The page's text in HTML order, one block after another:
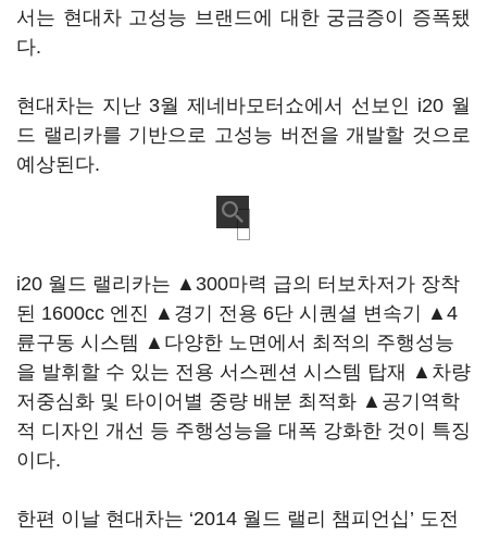
서는 현대차 고성능 브랜드에 대한 궁금증이 증폭됐
다.
현대차는 지난 3월 제네바모터쇼에서 선보인 i20 월
드 랠리카를 기반으로 고성능 버전을 개발할 것으로
예상된다.
i20 월드 랠리카는 ▲300마력 급의 터보차저가 장착
된 1600cc 엔진 ▲경기 전용 6단 시퀀셜 변속기 ▲4
륜구동 시스템 ▲다양한 노면에서 최적의 주행성능
을 발휘할 수 있는 전용 서스펜션 시스템 탑재 ▲차량
저중심화 및 타이어별 중량 배분 최적화 ▲공기역학
적 디자인 개선 등 주행성능을 대폭 강화한 것이 특징
이다.
한편 이날 현대차는 ‘2014 월드 랠리 챔피언십’ 도전